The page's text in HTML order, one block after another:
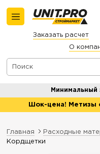
Заказать расчет
О
Минимальный
Шок-цена! Метизы
Главная
Расходные
Кордщетки